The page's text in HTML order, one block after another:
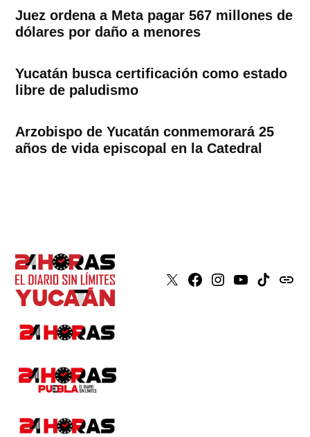
Juez ordena a Meta pagar 567 millones de
dólares por daño a menores
Yucatán busca certificación como estado
libre de paludismo
Arzobispo de Yucatán conmemorará 25
años de vida episcopal en la Catedral
X Faceboook
Instagram
YoutubeTiktokissuu